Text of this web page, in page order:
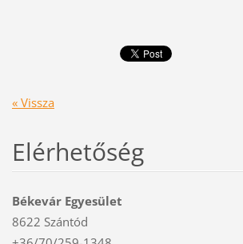
« Vissza
Elérhetőség
Békevár Egyesület
8622 Szántód